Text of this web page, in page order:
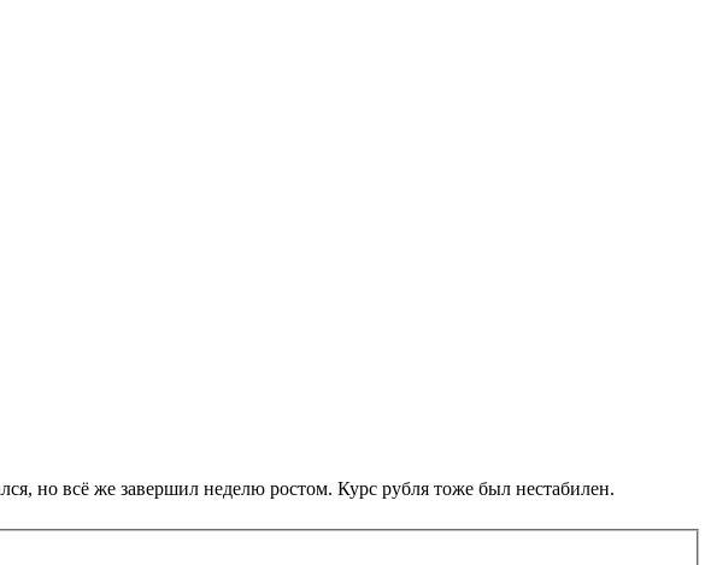
но всё же завершил неделю ростом. Курс рубля тоже был нестабилен.